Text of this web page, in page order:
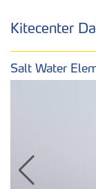
Kitecenter
Salt Water